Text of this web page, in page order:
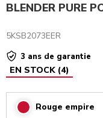
BLENDER PURE
5KSB2073EER
3 ans de garantie
EN STOCK (4)
Rouge empire